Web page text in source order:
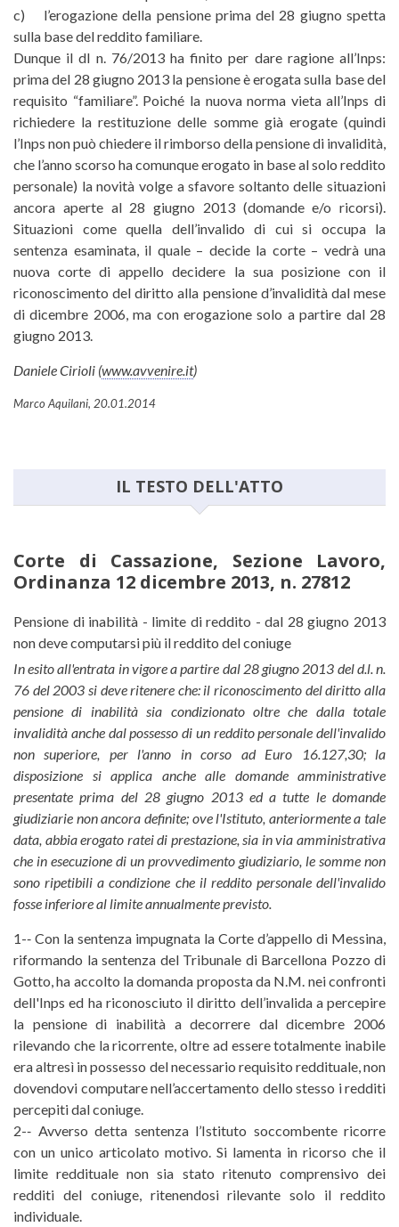
c) l’erogazione della pensione prima del 28 giugno spetta
sulla base del reddito familiare.
Dunque il dl n. 76/2013 ha finito per dare ragione all’Inps:
prima del 28 giugno 2013 la pensione è erogata sulla base del
requisito “familiare”. Poiché la nuova norma vieta all’Inps di
richiedere la restituzione delle somme già erogate (quindi
l’Inps non può chiedere il rimborso della pensione di invalidità,
che l’anno scorso ha comunque erogato in base al solo reddito
personale) la novità volge a sfavore soltanto delle situazioni
ancora aperte al 28 giugno 2013 (domande e/o ricorsi).
Situazioni come quella dell’invalido di cui si occupa la
sentenza esaminata, il quale – decide la corte – vedrà una
nuova corte di appello decidere la sua posizione con il
riconoscimento del diritto alla pensione d’invalidità dal mese
di dicembre 2006, ma con erogazione solo a partire dal 28
giugno 2013.
Daniele Cirioli (www.avvenire.it)
Marco Aquilani, 20.01.2014
IL TESTO DELL'ATTO
Corte di Cassazione, Sezione Lavoro,
Ordinanza 12 dicembre 2013, n. 27812
Corte di Cassazione, Sezione
Pensione di inabilità - limite di reddito - dal 28 giugno 2013
non deve computarsi più il reddito del coniuge
In esito all'entrata in vigore a partire dal 28 giugno 2013 del d.l. n.
76 del 2003 si deve ritenere che: il riconoscimento del diritto alla
pensione di inabilità sia condizionato oltre che dalla totale
invalidità anche dal possesso di un reddito personale dell'invalido
non superiore, per l'anno in corso ad Euro 16.127,30; la
disposizione si applica anche alle domande amministrative
presentate prima del 28 giugno 2013 ed a tutte le domande
giudiziarie non ancora definite; ove l'Istituto, anteriormente a tale
data, abbia erogato ratei di prestazione, sia in via amministrativa
che in esecuzione di un provvedimento giudiziario, le somme non
sono ripetibili a condizione che il reddito personale dell'invalido
fosse inferiore al limite annualmente previsto.
1-­‐ Con la sentenza impugnata la Corte d’appello di Messina,
riformando la sentenza del Tribunale di Barcellona Pozzo di
Gotto, ha accolto la domanda proposta da N.M. nei confronti
dell'Inps ed ha riconosciuto il diritto dell’invalida a percepire
la pensione di inabilità a decorrere dal dicembre 2006
rilevando che la ricorrente, oltre ad essere totalmente inabile
era altresì in possesso del necessario requisito reddituale, non
dovendovi computare nell’accertamento dello stesso i redditi
percepiti dal coniuge.
2-­‐ Avverso detta sentenza l’Istituto soccombente ricorre
con un unico articolato motivo. Si lamenta in ricorso che il
limite reddituale non sia stato ritenuto comprensivo dei
redditi del coniuge, ritenendosi rilevante solo il reddito
individuale.